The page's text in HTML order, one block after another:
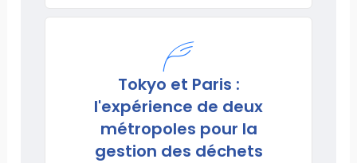
Tokyo et Paris :
l'expérience de deux
métropoles pour la
gestion des déchets